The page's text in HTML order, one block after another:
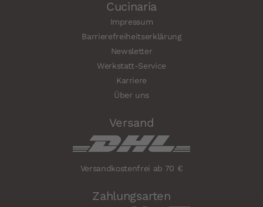
Cucinaria
Impressum
Barrierefreiheitserklärung
Newsletter
Werkstatt-Service
Karriere
Über uns
Versand
Versandkostenfrei ab 70 €
Zahlungsarten